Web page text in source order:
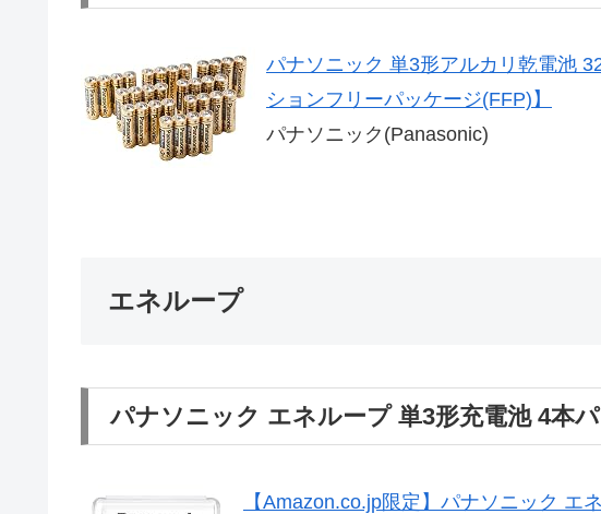
パナソニック 単3形アルカリ乾電池
ションフリーパッケージ(FFP)】
パナソニック(Panasonic)
エネループ
パナソニック エネループ 単3形充電池 4本
【Amazon.co.jp限定】パナソニック エ